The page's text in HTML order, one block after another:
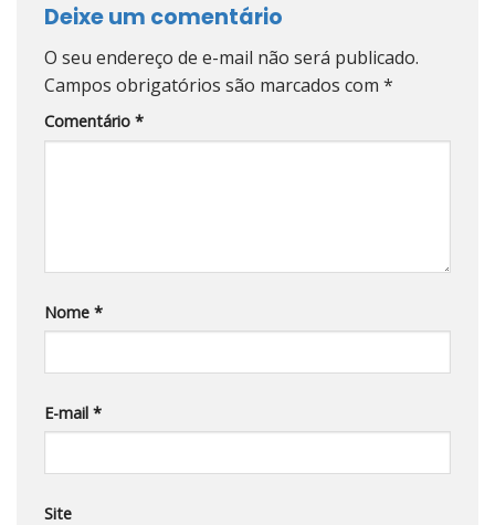
Deixe um comentário
O seu endereço de e-mail não será publicado.
Campos obrigatórios são marcados com *
Comentário *
Nome *
E-mail *
Site